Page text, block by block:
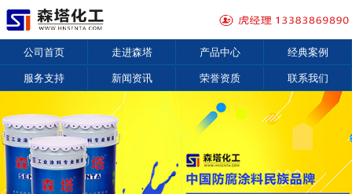
公司首页 走进森塔 产品中心 经典案例
服务支持 新闻资讯 荣誉资质 联系我们